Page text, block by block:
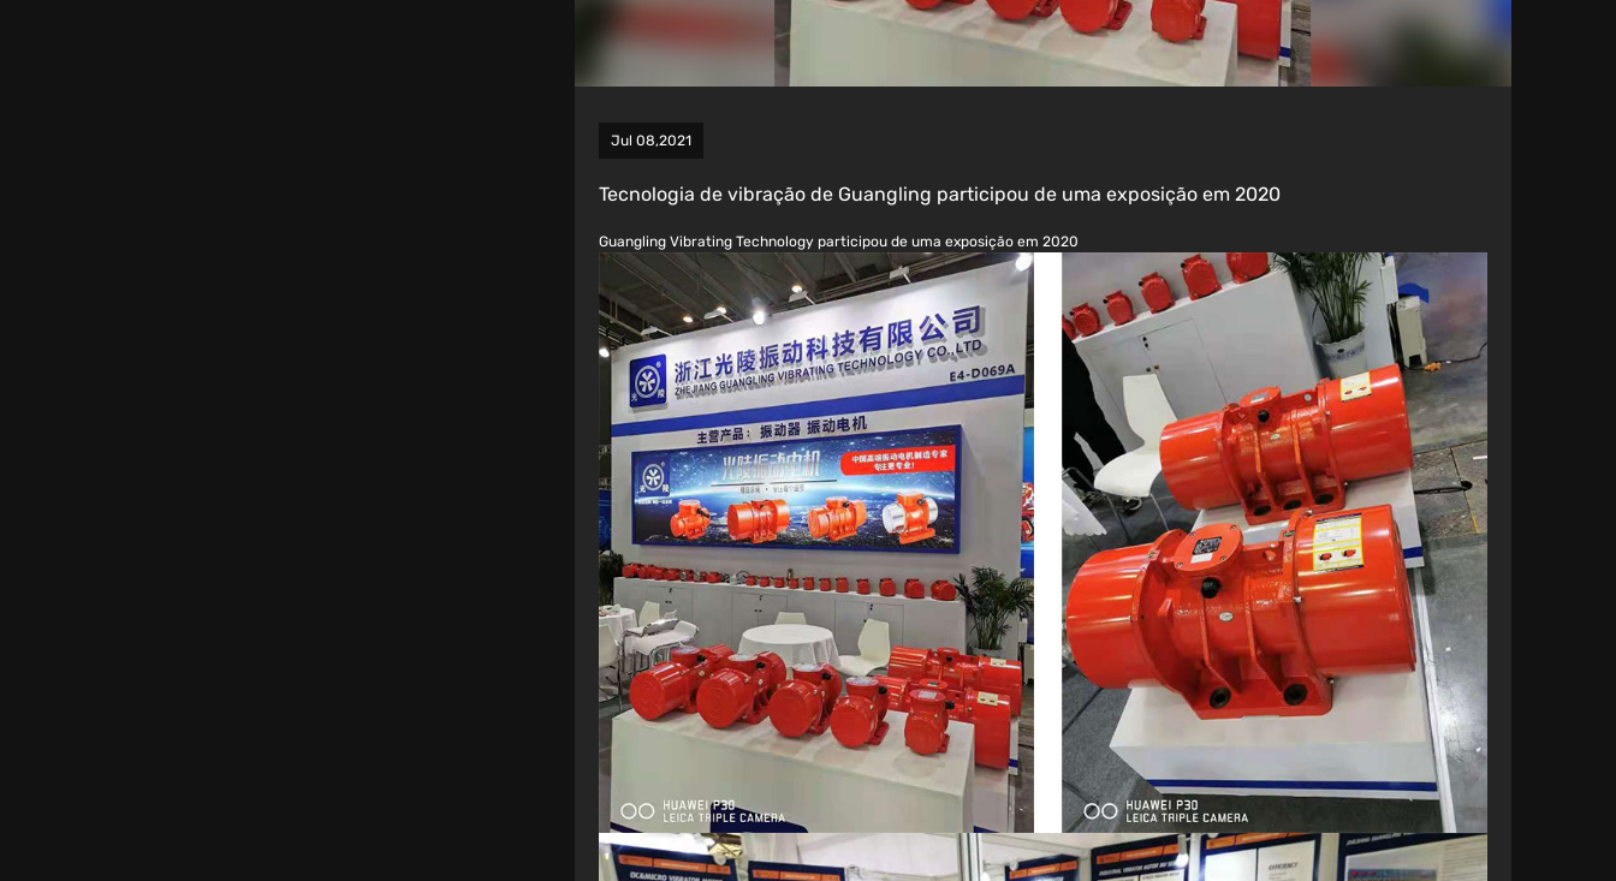
Jul 08,2021
Tecnologia de vibração de Guangling participou de uma exposição em 2020
Guangling Vibrating Technology participou de uma exposição em 2020